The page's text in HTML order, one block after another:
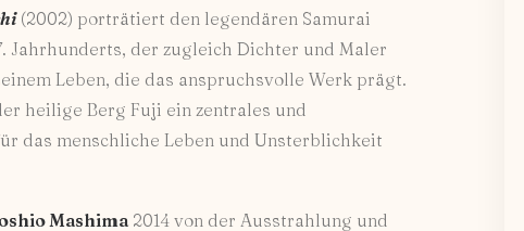
(2002) porträtiert den legendären Samurai
Jahrhunderts, der zugleich Dichter und Maler
Leben, die das anspruchsvolle Werk prägt.
heilige Berg Fuji ein zentrales und
das menschliche Leben und Unsterblichkeit
Mashima 2014 von der Ausstrahlung und